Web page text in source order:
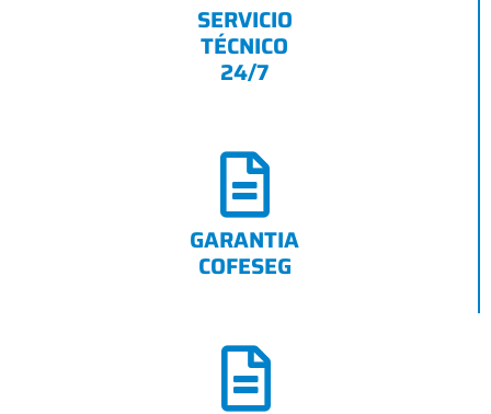
SERVICIO
TÉCNICO
24/7
GARANTIA
COFESEG